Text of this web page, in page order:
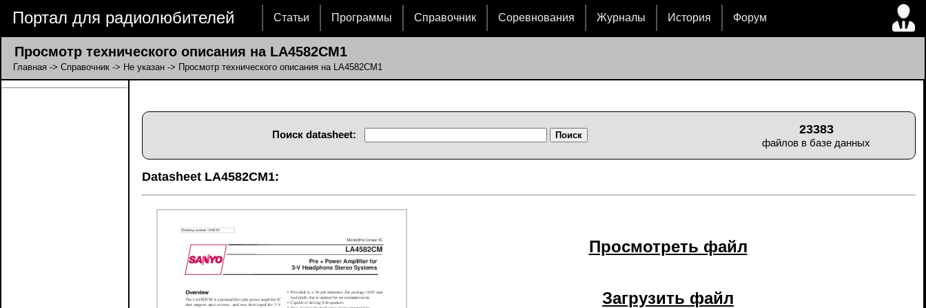
Портал для радиолюбителей Статьи Программы Справочник Соревнования Журналы История Форум
Просмотр технического описания на LA4582CM1
Главная -> Справочник -> Не указан -> Просмотр технического описания на LA4582CM1
Поиск datasheet: 23383
файлов в базе данных
Datasheet LA4582CM1:
Просмотреть файл
Загрузить файл